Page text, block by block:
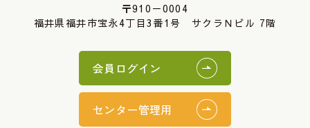
〒910－0004
福井県福井市宝永4丁目3番1号 サクラＮビル 7階
会員ログイン
センター管理用